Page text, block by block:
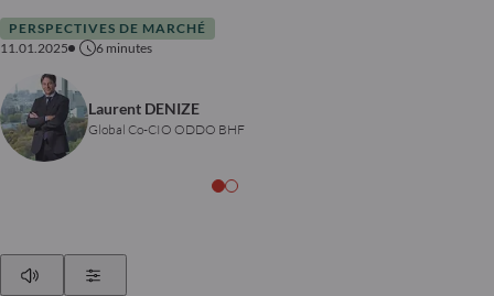
PERSPECTIVES DE MARCHÉ
11.01.2025
6 minutes
Laurent DENIZE
Global Co-CIO ODDO BHF